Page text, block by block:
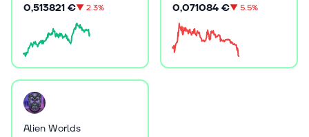
0,513821 €▼2.3%
0,071084 €▼5.5%
Alien Worlds